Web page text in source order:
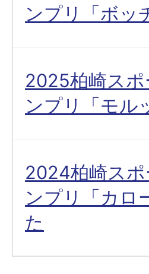
ンプリ「ボッ
2025柏崎ス
ンプリ「モル
2024柏崎ス
ンプリ「カロ
た